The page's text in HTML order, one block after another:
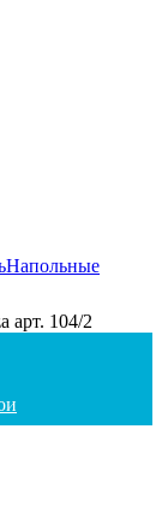
Напольные
арт. 104/2